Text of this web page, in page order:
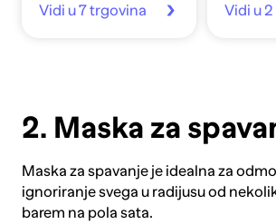
Vidi u 7 trgovina Vidi u
2. Maska za
Maska za spavanjeje idealna za
ignoriranje svega u radijusu od
barem na pola sata.